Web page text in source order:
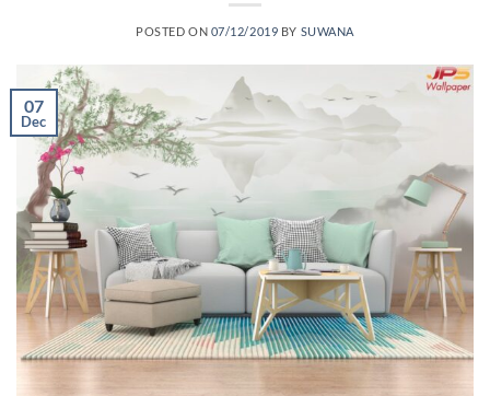
POSTED ON 07/12/2019 BY SUWANA
07
Dec